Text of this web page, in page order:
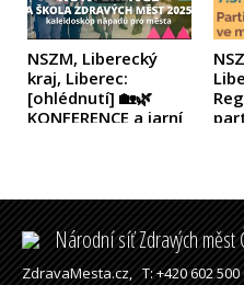
NSZM, Liberecký
kraj, Liberec:
[ohlédnutí] 🏡🌿
KONFERENCE a jarní
Národní síť Zdravých měst
ZdravaMesta.cz,T: +420 602